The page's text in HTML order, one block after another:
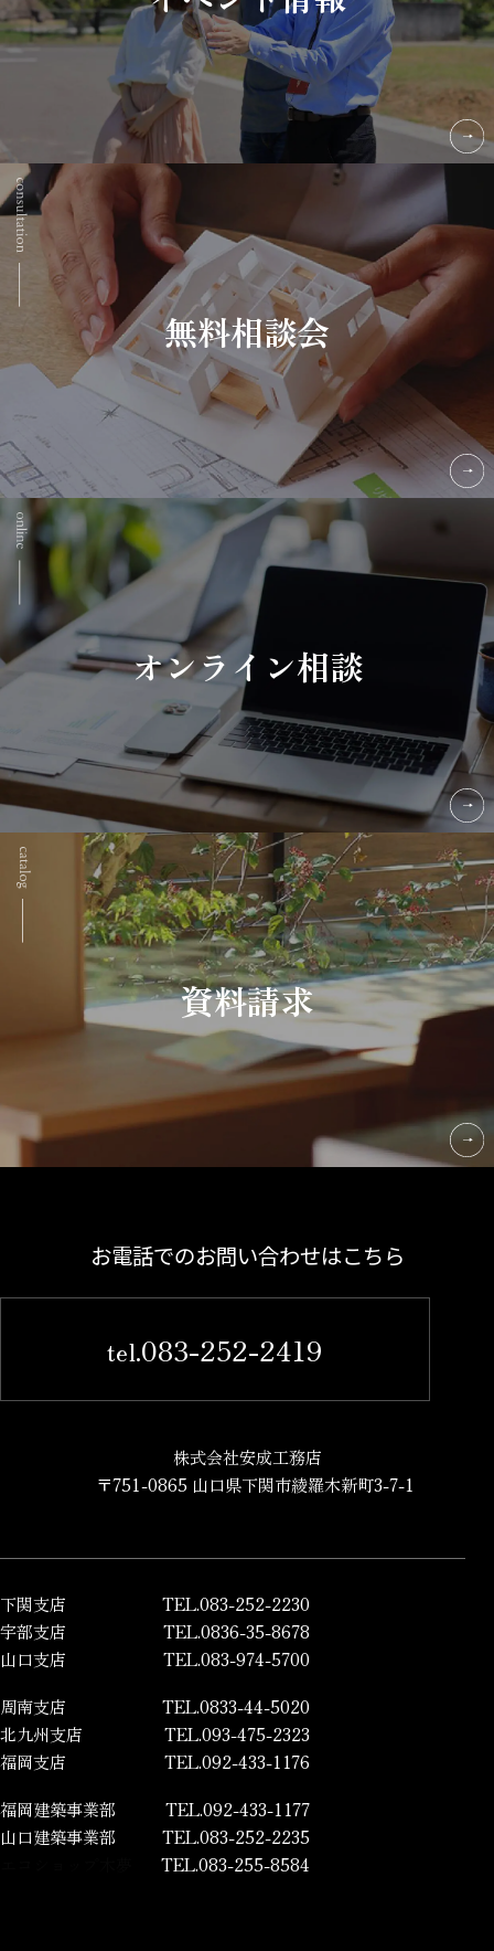
無料相談会
オンライン相談
資料請求
お電話でのお問い合わせはこちら
tel.083-252-2419
株式会社安成工務店
〒751-0865 山口県下関市綾羅木新町3-7-1
下関支店
TEL.083-252-2230
宇部支店
TEL.0836-35-8678
山口支店
TEL.083-974-5700
周南支店
TEL.0833-44-5020
北九州支店
TEL.093-475-2323
福岡支店
TEL.092-433-1176
福岡建築事業部
TEL.092-433-1177
山口建築事業部
TEL.083-252-2235
TEL.083-255-8584